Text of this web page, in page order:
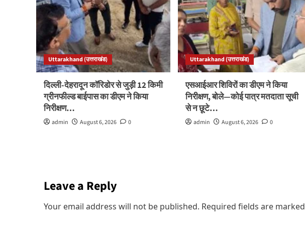
Uttarakhand (उत्तराखंड)
दिल्ली-देहरादून कॉरिडोर से जुड़ी 12 किमी
ग्रीनफील्ड बाईपास का डीएम ने किया
निरीक्षण…
admin August 6, 2026 0
Uttarakhand (उत्तराखंड)
एसआईआर शिविरों का डीएम ने किया
निरीक्षण, बोले—कोई पात्र मतदाता सूची
से न छूटे…
admin August 6, 2026 0
Leave a Reply
Your email address will not be published. Required fields are marked